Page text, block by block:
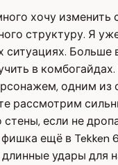
хочу изменить
структуру. Я
в
одним
рассмотрим
если не
ещё в Tekken 6,
удары для